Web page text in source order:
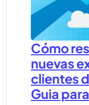
Cómo
nuevas
clientes
Guia